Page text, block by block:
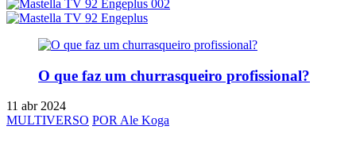
O que faz um churrasqueiro profissional?
11 abr 2024
MULTIVERSO POR Ale Koga